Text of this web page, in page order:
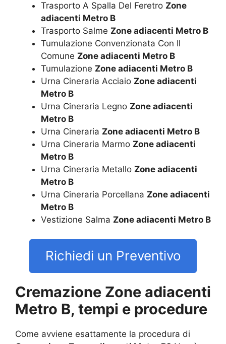
Trasporto A Spalla Del Feretro Zone
adiacenti Metro B
Trasporto Salme Zone adiacenti Metro B
Tumulazione Convenzionata Con Il
Comune Zone adiacenti Metro B
Tumulazione Zone adiacenti Metro B
Urna Cineraria Acciaio Zone adiacenti
Metro B
Urna Cineraria Legno Zone adiacenti
Metro B
Urna Cineraria Zone adiacenti Metro B
Urna Cineraria Marmo Zone adiacenti
Metro B
Urna Cineraria Metallo Zone adiacenti
Metro B
Urna Cineraria Porcellana Zone adiacenti
Metro B
Vestizione Salma Zone adiacenti Metro B
Richiedi un Preventivo
Cremazione Zone adiacenti
Metro B, tempi e procedure
Come avviene esattamente la procedura di